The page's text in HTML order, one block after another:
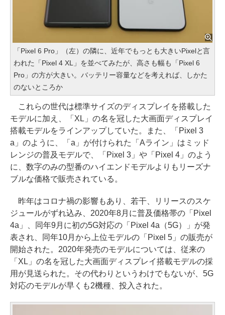
「Pixel 6 Pro」（左）の隣に、近年でもっとも大きいPixelと言
われた「Pixel 4 XL」を並べてみたが、高さも幅も「Pixel 6
Pro」の方が大きい。バッテリー容量などを考えれば、しかた
のないところか
これらの世代は標準サイズのディスプレイを搭載した
モデルに加え、「XL」の名を冠した大画面ディスプレイ
搭載モデルをラインアップしていた。また、「Pixel 3
a」のように、「a」が付けられた「Aライン」はミッド
レンジの普及モデルで、「Pixel 3」や「Pixel 4」のよう
に、数字のみの型番のハイエンドモデルよりもリーズナ
ブルな価格で販売されている。
昨年はコロナ禍の影響もあり、若干、リリースのスケ
ジュールがずれ込み、2020年8月に普及価格帯の「Pixel
4a」、同年9月に初の5G対応の「Pixel 4a（5G）」が発
表され、同年10月から上位モデルの「Pixel 5」の販売が
開始された。2020年発売のモデルについては、従来の
「XL」の名を冠した大画面ディスプレイ搭載モデルの採
用が見送られた。その代わりというわけでもないが、5G
対応のモデルが早くも2機種、投入された。